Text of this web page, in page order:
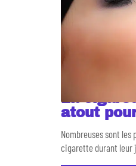
La
atout
Nombreuses sont
cigarette durant leur